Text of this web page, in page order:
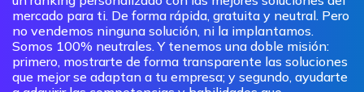
mercado para ti. De forma rápida, gratuita y neutral. Pero
no vendemos ninguna solución, ni la implantamos.
Somos 100% neutrales. Y tenemos una doble misión:
primero, mostrarte de forma transparente las soluciones
que mejor se adaptan a tu empresa; y segundo, ayudarte